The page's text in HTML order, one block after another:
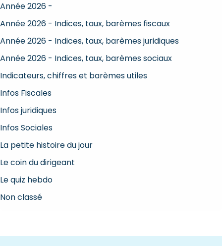
Année 2026 -
Année 2026 - Indices, taux, barèmes fiscaux
Année 2026 - Indices, taux, barèmes juridiques
Année 2026 - Indices, taux, barèmes sociaux
Indicateurs, chiffres et barèmes utiles
Infos Fiscales
Infos juridiques
Infos Sociales
La petite histoire du jour
Le coin du dirigeant
Le quiz hebdo
Non classé